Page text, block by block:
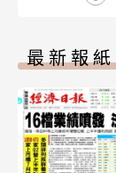
最新報紙